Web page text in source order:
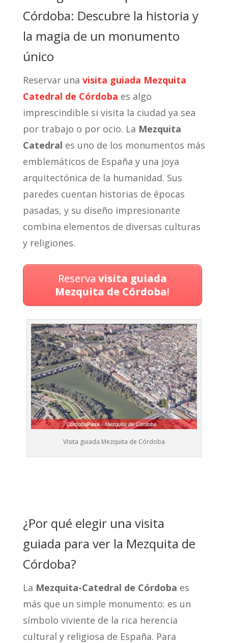
Córdoba: Descubre la historia y
la magia de un monumento
único
Reservar una visita guiada Mezquita
Catedral de Córdoba es algo
imprescindible si visita la ciudad ya sea
por trabajo o por ocio. La Mezquita
Catedral es uno de los monumentos más
emblemáticos de España y una joya
arquitectónica de la humanidad. Sus
paredes cuentan historias de épocas
pasadas, y su diseño impresionante
combina elementos de diversas culturas
y religiones.
Reservavisita guiada
Mezquita de Córdoba!
VIsita guiada Mezquita de Córdoba
¿Por qué elegir una visita
guiada para ver la Mezquita de
Córdoba?
La Mezquita-Catedral de Córdoba es
más que un simple monumento; es un
símbolo viviente de la rica herencia
cultural y religiosa de España. Para